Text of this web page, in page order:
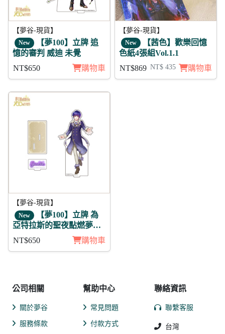
【夢谷-現貨】
New 【夢100】立牌 追
憶的審判 威迪 未覺
NT$650
購物車
【夢谷-現貨】
New 【茜色】歡樂回憶
色紙4張組Vol.1.1
NT$869 NT$ 435 購物車
【夢谷-現貨】
New 【夢100】立牌 為
亞特拉斯的聖夜點燃夢之
NT$650 購物車
公司相關
關於夢谷
服務條款
幫助中心
常見問題
付款方式
聯絡資訊
聯繫客服
台灣